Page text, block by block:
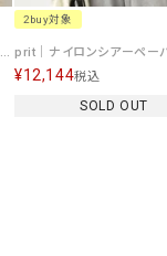
ルスター）
Champion（チャ
DENIM
Deck（ディック）
prit｜オックス裾ヒモベスト [[P81506]][C]
2buy対象
¥12,144税込
SOLD OUT